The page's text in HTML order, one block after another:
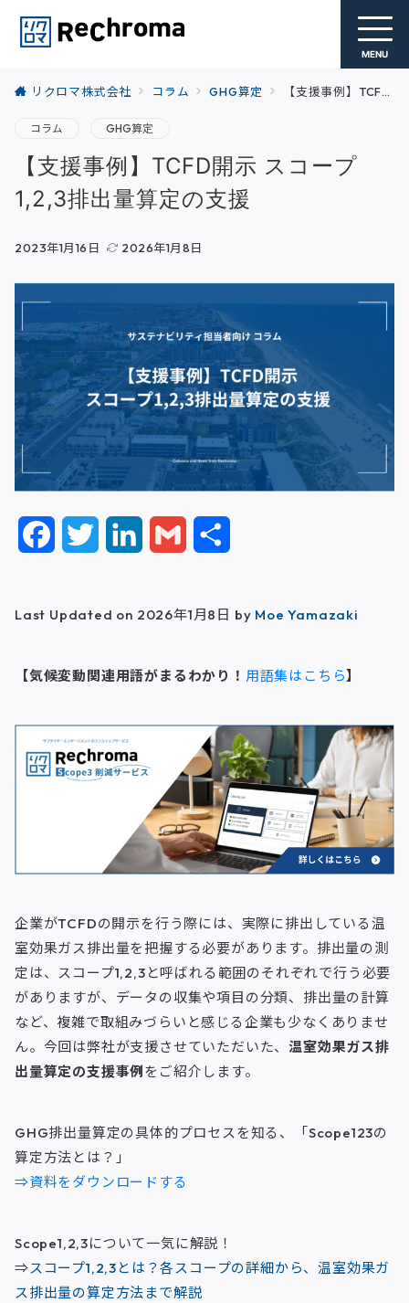
MENU
リクロマ株式会社 コラム GHG算定 【支援事例】TCFD開示 スコープ1,2,3排出量算定の支援
コラム GHG算定
【支援事例】TCFD開示 スコープ
1,2,3排出量算定の支援
2023年1月16日 2026年1月8日
c
b
o
t
r
n
e
a
l
Last Updated on 2026年1月8日 by Moe Yamazaki
【気候変動関連用語がまるわかり！ 用語集はこちら】
企業がTCFDの開示を行う際には、実際に排出している温
室効果ガス排出量を把握する必要があります。排出量の測
定は、スコープ1,2,3と呼ばれる範囲のそれぞれで行う必要
がありますが、データの収集や項目の分類、排出量の計算
など、複雑で取組みづらいと感じる企業も少なくありませ
ん。今回は弊社が支援させていただいた、温室効果ガス排
出量算定の支援事例 をご紹介します。
GHG排出量算定の具体的プロセスを知る、「Scope123の
算定方法とは？」
⇒資料をダウンロードする
Scope1,2,3について一気に解説！
⇒スコープ1,2,3とは？各スコープの詳細から、温室効果ガ
ス排出量の算定方法まで解説